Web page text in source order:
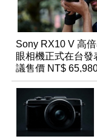
Sony RX10 V 高
眼相機正式在台發
議售價 NT$